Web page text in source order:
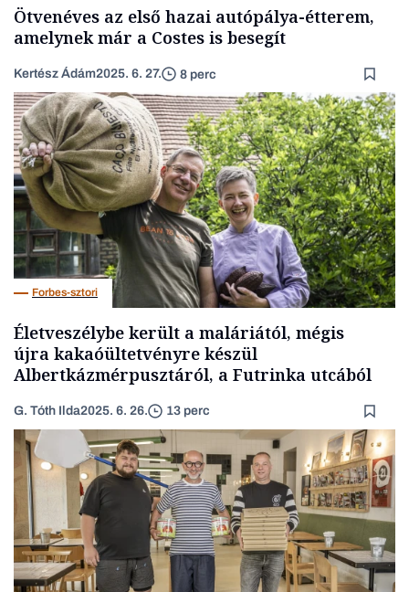
Ötvenéves az első hazai autópálya-étterem,
amelynek már a Costes is besegít
Kertész Ádám2025. 6. 27. 8 perc
Forbes-sztori
Életveszélybe került a maláriától, mégis
újra kakaóültetvényre készül
Albertkázmérpusztáról, a Futrinka utcából
G. Tóth Ilda2025. 6. 26. 13 perc